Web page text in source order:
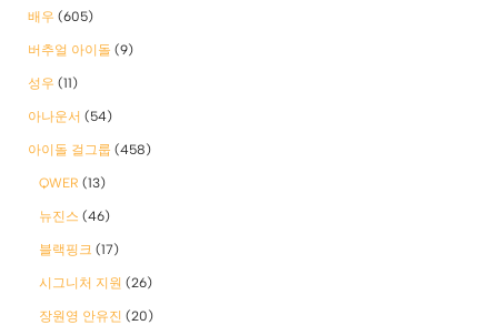
배우 (605)
버추얼 아이돌 (9)
성우 (11)
아나운서 (54)
아이돌 걸그룹 (458)
QWER (13)
뉴진스 (46)
블랙핑크 (17)
시그니처 지원 (26)
장원영 안유진 (20)